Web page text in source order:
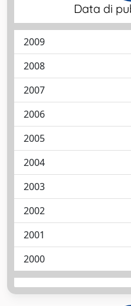
Data di
2009
2008
2007
2006
2005
2004
2003
2002
2001
2000